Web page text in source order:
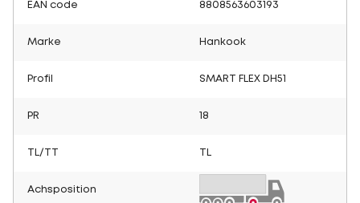
EAN code 8808563603193
Marke Hankook
Profil SMART FLEX DH51
PR 18
TL/TT
Achsposition